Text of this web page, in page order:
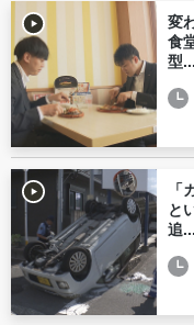
変
食
型...
と
追...